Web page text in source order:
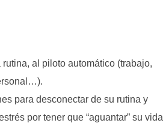
al piloto automático (trabajo,
para desconectar de su rutina y
por tener que “aguantar” su vida